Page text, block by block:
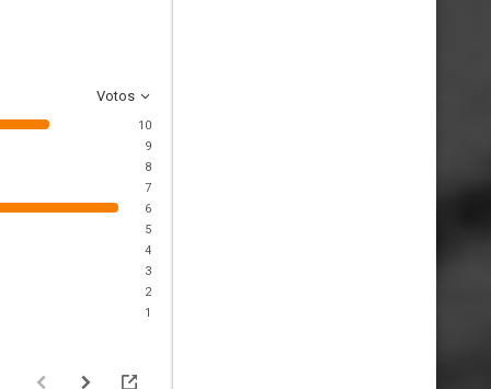
Votos
10
9
8
7
6
5
4
3
2
1